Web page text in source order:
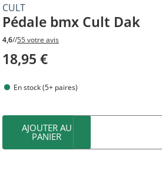
CULT
Pédale bmx Cult Dak
4,6//55 votre avis
18,95 €
En stock (5+ paires)
AJOUTER AU
PANIER